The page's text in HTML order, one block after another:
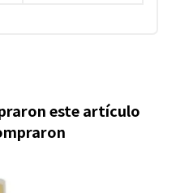
este artículo